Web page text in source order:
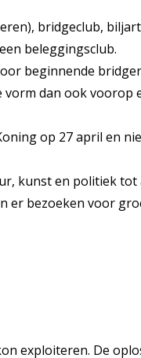
bridgeclub,
beleggingsclub.
beginnende
dan ook voorop
op 27 april en
kunst en politiek tot
er bezoeken voor
exploiteren. De